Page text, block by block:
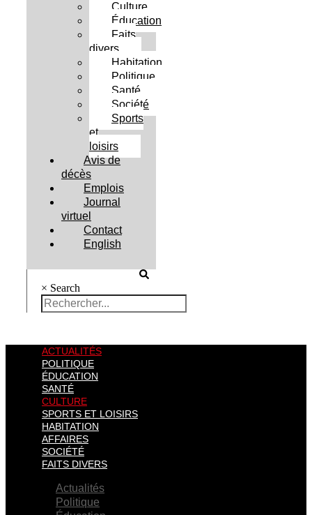
Culture
Éducation
Faits
divers
Habitation
Politique
Santé
Société
Sports
et
loisirs
Avis de
décès
Emplois
Journal
virtuel
Contact
English
× Search
ACTUALITÉS
POLITIQUE
ÉDUCATION
SANTÉ
CULTURE
SPORTS ET LOISIRS
HABITATION
AFFAIRES
SOCIÉTÉ
FAITS DIVERS
Actualités
Politique